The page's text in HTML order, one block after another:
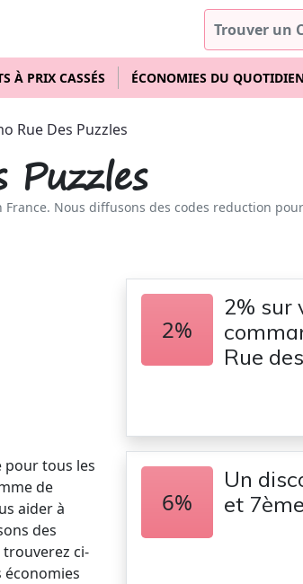
À PRIX CASSÉS ÉCONOMIES DU
Rue Des Puzzles
Nous diffusons des codes reduction
pour tous les
de
aider à
des
trouverez ci-
2%
2% sur
Rue
6%
Un
et